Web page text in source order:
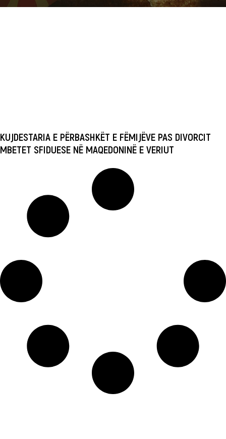
KUJDESTARIA E PËRBASHKËT E FËMIJËVE PAS DIVORCIT
MBETET SFIDUESE NË MAQEDONINË E VERIUT